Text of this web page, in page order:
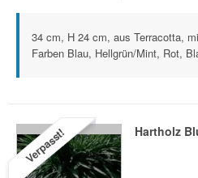
34 cm, H 24 cm, aus Terracotta,
Farben Blau, Hellgrün/Mint, Rot,
Verpasst! Hartholz